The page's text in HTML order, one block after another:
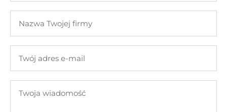
nazwisko
Twojej
adres
mail
wiadomość